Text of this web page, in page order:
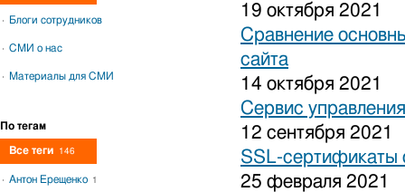
19 октября 2021
Сравнение
сайта
14 октября 2021
Сервис
12 сентября 2021
SSL-сертификаты
25 февраля 2021
Блоги сотрудников
СМИ о нас
Материалы для СМИ
По тегам
Все теги 146
Антон Ерещенко 1